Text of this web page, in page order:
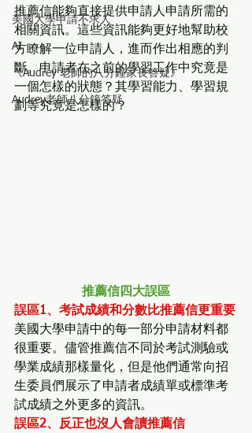
美國大學申請不求人
AI
《Audrey 老師的八分鐘家長答疑》
Audrey老師八分鐘答疑
推薦信能夠直接提供申請人申請所需的
相關資訊。這些資訊能夠更好地幫助校
方瞭解一位申請人，進而作出相應的判
斷。申請者在之前的學習工作中究竟是
一個怎樣的狀態？其學習能力、學習規
劃等究竟是怎樣的？
推薦信四大誤區
誤區1、考試成績和分數比推薦信更重要
美國大學申請中的每一部分申請材料都
很重要。儘管推薦信不同於考試測驗或
學業成績那樣量化，但是他們通常向招
生委員們展示了申請者成績單或標準考
試成績之外更多的資訊。
誤區2、反正也沒人會讀推薦信